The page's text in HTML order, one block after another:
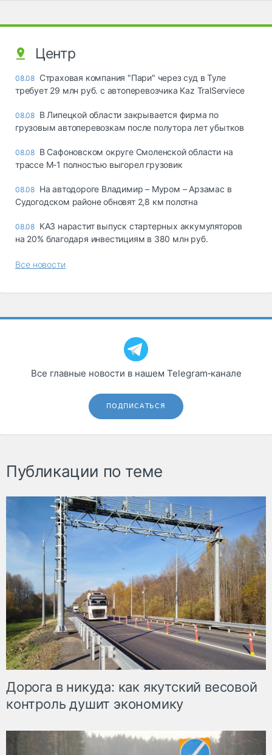
Центр
08.08 Страховая компания "Пари" через суд в Туле
требует 29 млн руб. с автоперевозчика Kaz TralServiece
08.08 В Липецкой области закрывается фирма по
грузовым автоперевозкам после полутора лет убытков
08.08 В Сафоновском округе Смоленской области на
трассе М-1 полностью выгорел грузовик
08.08 На автодороге Владимир – Муром – Арзамас в
Судогодском районе обновят 2,8 км полотна
08.08 КАЗ нарастит выпуск стартерных аккумуляторов
на 20% благодаря инвестициям в 380 млн руб.
Все новости
Все главные новости в нашем Telegram‑канале
ПОДПИСАТЬСЯ
Публикации по теме
Дорога в никуда: как якутский весовой
контроль душит экономику